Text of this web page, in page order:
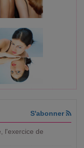
S'abonner
l'exercice de